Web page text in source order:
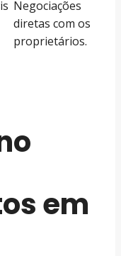
Negociações
diretas com os
proprietários.
em